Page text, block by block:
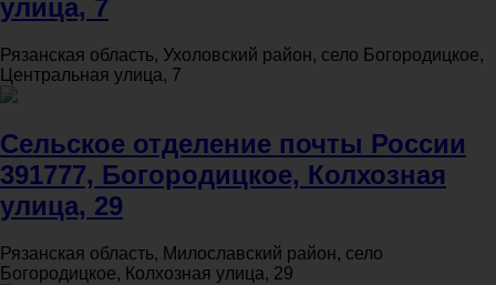
улица, 7
Рязанская область, Ухоловский район, село Богородицкое,
Центральная улица, 7
Сельское отделение почты России
391777, Богородицкое, Колхозная
улица, 29
Рязанская область, Милославский район, село
Богородицкое, Колхозная улица, 29